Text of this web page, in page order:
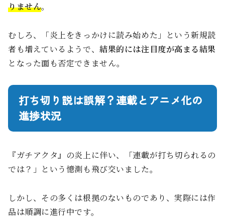
りません。
むしろ、「炎上をきっかけに読み始めた」という新規読
者も増えているようで、結果的には注目度が高まる結果
となった面も否定できません。
打ち切り説は誤解？連載とアニメ化の
進捗状況
『ガチアクタ』の炎上に伴い、「連載が打ち切られるの
では？」という憶測も飛び交いました。
しかし、その多くは根拠のないものであり、実際には作
品は順調に進行中です。